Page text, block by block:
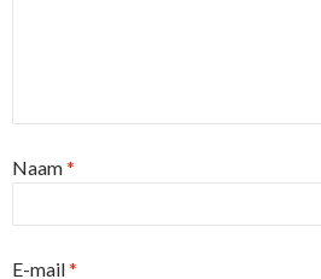
Naam*
E-mail*